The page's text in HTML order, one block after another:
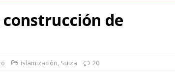
de
islamización, Suiza 20